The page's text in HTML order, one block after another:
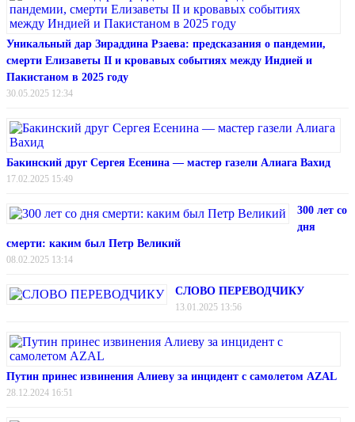
Уникальный дар Зираддина Рзаева: предсказания о пандемии,
смерти Елизаветы II и кровавых событиях между Индией и
Пакистаном в 2025 году
30.05.2025 12:34
Бакинский друг Сергея Есенина — мастер газели Алиага Вахид
17.02.2025 15:49
300 лет со
дня
смерти: каким был Петр Великий
08.02.2025 13:14
СЛОВО ПЕРЕВОДЧИКУ
13.01.2025 13:56
Путин принес извинения Алиеву за инцидент с самолетом AZAL
28.12.2024 16:51